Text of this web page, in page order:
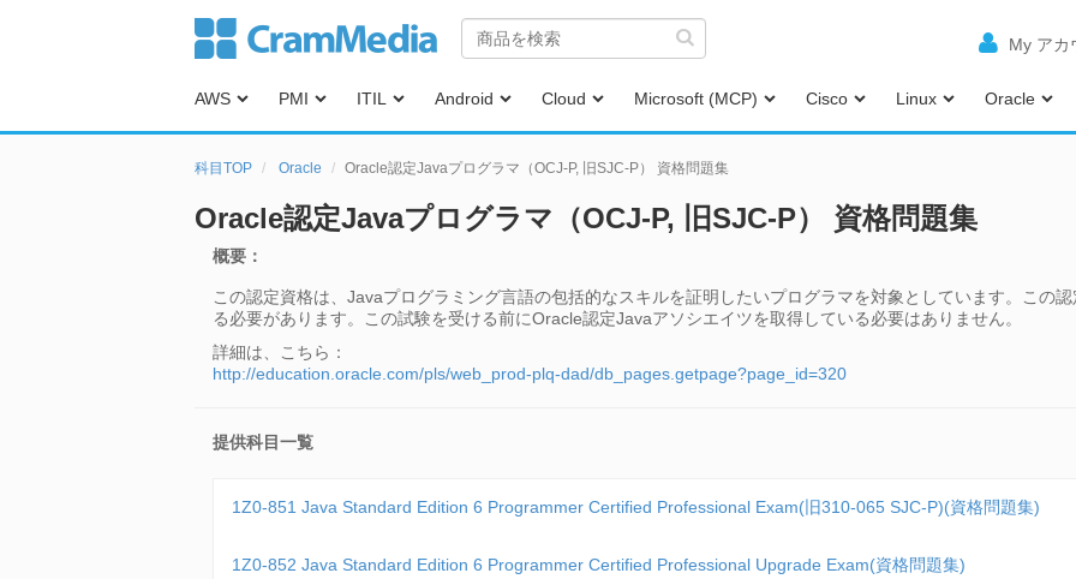
My アカ
AWS PMI ITIL Android Cloud Microsoft (MCP) Cisco Linux Oracle
科目TOP Oracle Oracle認定Javaプログラマ（OCJ-P, 旧SJC-P） 資格問題集
Oracle認定Javaプログラマ（OCJ-P, 旧SJC-P） 資格問題集
概要：
この認定資格は、Javaプログラミング言語の包括的なスキルを証明したいプログラマを対象としています。この
る必要があります。この試験を受ける前にOracle認定Javaアソシエイツを取得している必要はありません。
詳細は、こちら：
http://education.oracle.com/pls/web_prod-plq-dad/db_pages.getpage?page_id=320
提供科目一覧
1Z0-851 Java Standard Edition 6 Programmer Certified Professional Exam(旧310-065 SJC-P)(資格問題集)
1Z0-852 Java Standard Edition 6 Programmer Certified Professional Upgrade Exam(資格問題集)